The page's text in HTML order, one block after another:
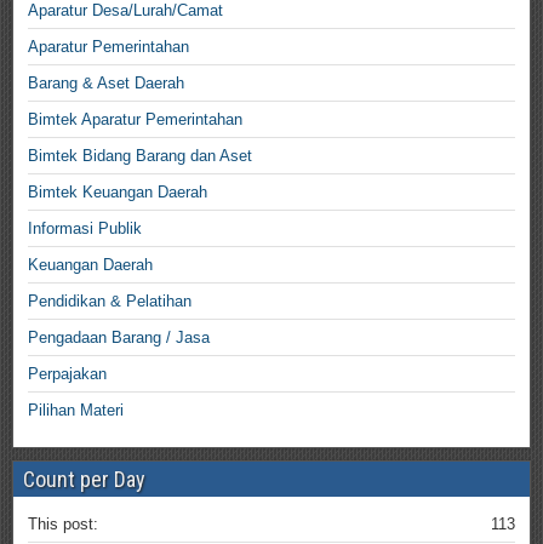
Aparatur Desa/Lurah/Camat
Aparatur Pemerintahan
Barang & Aset Daerah
Bimtek Aparatur Pemerintahan
Bimtek Bidang Barang dan Aset
Bimtek Keuangan Daerah
Informasi Publik
Keuangan Daerah
Pendidikan & Pelatihan
Pengadaan Barang / Jasa
Perpajakan
Pilihan Materi
Count per Day
113
This post: